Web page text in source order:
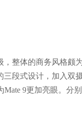
整体的商务风格颇
三段式设计，加入双
9更加亮眼。分